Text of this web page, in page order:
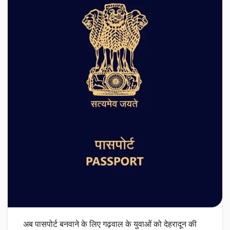
अब पासपोर्ट बनवाने के लिए गढ़वाल के युवाओं को देहरादून की